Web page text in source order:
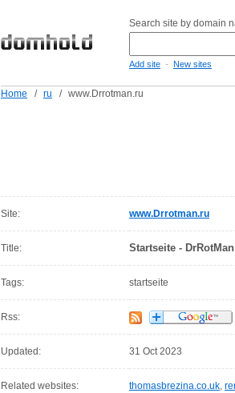
Search site by domain
Add site - New sites
Home / ru / www.Drrotman.ru
Site: www.Drrotman.ru
Title: Startseite - DrRotMan
Tags: startseite
Rss:
Updated: 31 Oct 2023
Related websites: thomasbrezina.co.uk,